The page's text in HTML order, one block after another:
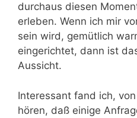
durchaus diesen
erleben. Wenn ich mir
sein wird, gemütlich
eingerichtet, dann ist
Aussicht.
Interessant fand ich,
hören, daß einige